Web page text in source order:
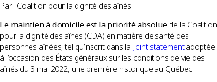
Par : Coalition pour la dignité des aînés
Le maintien à domicile est la priorité absolue de la Coalition
pour la dignité des aînés (CDA) en matière de santé des
personnes aînées, tel qu’inscrit dans la Joint statementadoptée
à l’occasion des États généraux sur les conditions de vie des
aînés du 3 mai 2022, une première historique au Québec.